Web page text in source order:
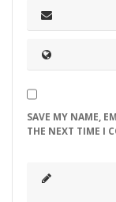
SAVE MY NAME,
THE NEXT TIME I